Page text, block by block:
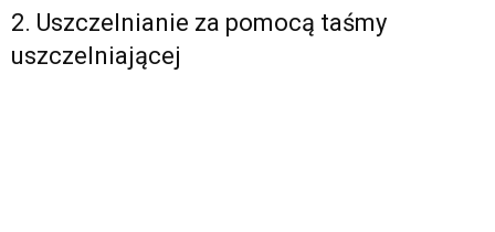
2. Uszczelnianie za pomocą taśmy
uszczelniającej